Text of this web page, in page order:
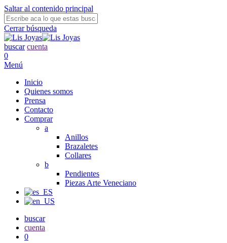
Saltar al contenido principal
Cerrar búsqueda
buscar cuenta
0
Menú
Inicio
Quienes somos
Prensa
Contacto
Comprar
a
Anillos
Brazaletes
Collares
b
Pendientes
Piezas Arte Veneciano
buscar
cuenta
0